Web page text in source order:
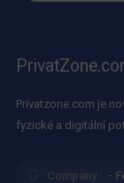
Privatzone.com je
fyzické a digitální
Company : -